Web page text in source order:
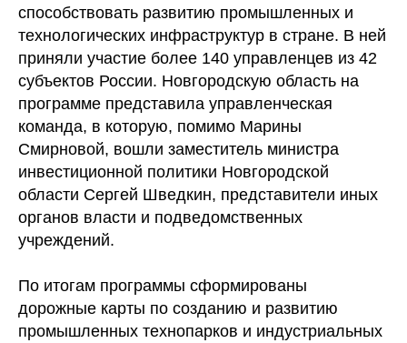
способствовать развитию промышленных и
технологических инфраструктур в стране. В ней
приняли участие более 140 управленцев из 42
субъектов России. Новгородскую область на
программе представила управленческая
команда, в которую, помимо Марины
Смирновой, вошли заместитель министра
инвестиционной политики Новгородской
области Сергей Шведкин, представители иных
органов власти и подведомственных
учреждений.
По итогам программы сформированы
дорожные карты по созданию и развитию
промышленных технопарков и индустриальных